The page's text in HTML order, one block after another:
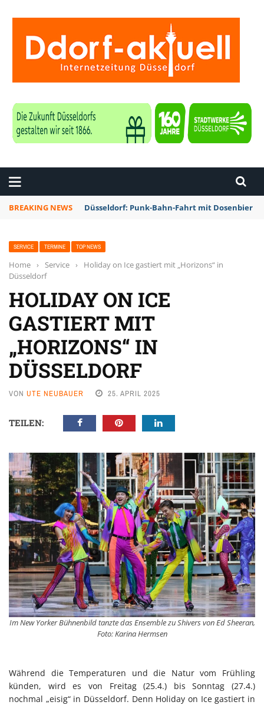
BREAKING NEWS Düsseldorf: Punk-Bahn-Fahrt mit Dosenbier
SERVICE TERMINE TOP NEWS
Home › Service ›
Holiday on Ice gastiert mit „Horizons“ in
Düsseldorf
HOLIDAY ON ICE
GASTIERT MIT
„HORIZONS“ IN
DÜSSELDORF
VON UTE NEUBAUER 25. APRIL 2025
TEILEN:
Im New Yorker Bühnenbild tanzte das Ensemble zu Shivers von Ed Sheeran,
Foto: Karina Hermsen
Während die Temperaturen und die Natur vom Frühling
künden, wird es von Freitag (25.4.) bis Sonntag (27.4.)
nochmal „eisig“ in Düsseldorf. Denn Holiday on Ice gastiert in